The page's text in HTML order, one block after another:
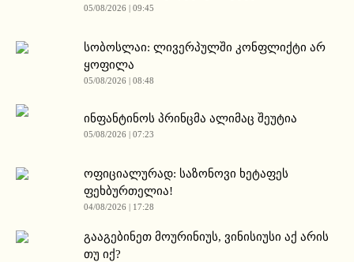
05/08/2026 | 09:45
სობოსლაი: ლივერპულში კონფლიქტი არ
ყოფილა
05/08/2026 | 08:48
ინფანტინოს პრინცმა ალიმაც შეუტია
05/08/2026 | 07:23
ოფიციალურად: საზონოვი ხეტაფეს
ფეხბურთელია!
04/08/2026 | 17:28
გააგებინეთ მოურინიუს, ვინისიუსი აქ არის
თუ იქ?